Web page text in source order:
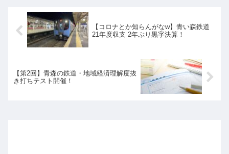
【コロナとか知らんがなw】青い森鉄道
21年度収支 2年ぶり黒字決算！
【第2回】青森の鉄道・地域経済理解度抜
き打ちテスト開催！